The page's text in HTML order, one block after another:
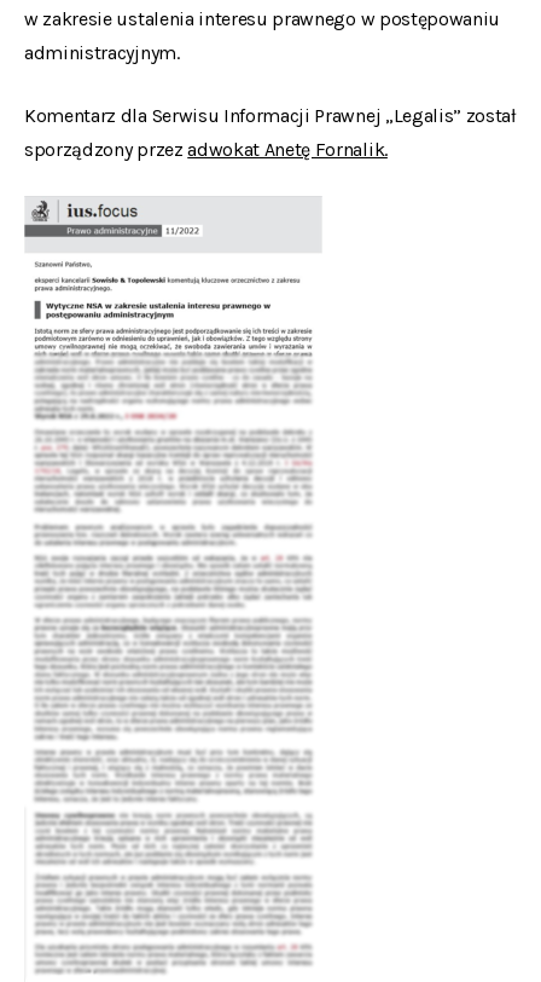
w zakresie ustalenia interesu prawnego w postępowaniu
administracyjnym.
Komentarz dla Serwisu Informacji Prawnej „Legalis” został
sporządzony przezadwokat Anetę Fornalik.